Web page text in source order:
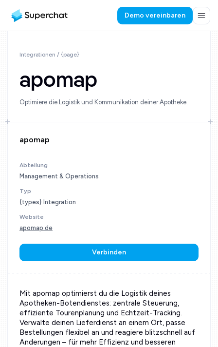
Demo vereinbaren
Integrationen / {page}
apomap
Optimiere die Logistik und Kommunikation deiner Apotheke.
apomap
Abteilung
Management & Operations
Typ
{types} Integration
Website
apomap.de
Verbinden
Mit apomap optimierst du die Logistik deines
Apotheken-Botendienstes: zentrale Steuerung,
effiziente Tourenplanung und Echtzeit-Tracking.
Verwalte deinen Lieferdienst an einem Ort, passe
Bestellungen flexibel an und reagiere blitzschnell auf
Änderungen – für mehr Effizienz und besseren